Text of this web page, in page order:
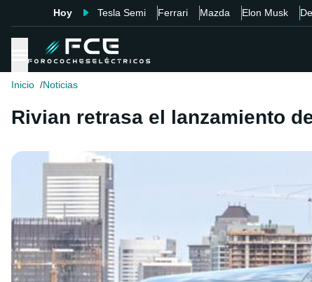
Hoy Tesla Semi Ferrari Mazda Elon Musk
Inicio Noticias
Rivian retrasa el lanzamiento